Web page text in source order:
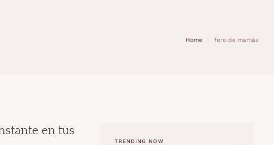
Home foro de mamás
en tus
TRENDING NOW